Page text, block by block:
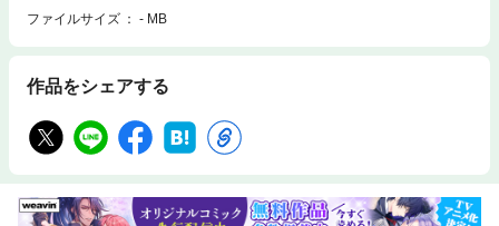
ファイルサイズ
- MB
作品をシェアする